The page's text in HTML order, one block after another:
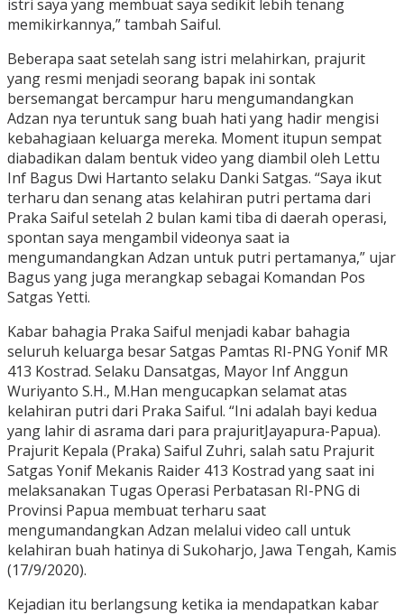
istri saya yang membuat saya sedikit lebih tenang
memikirkannya,” tambah Saiful.
Beberapa saat setelah sang istri melahirkan, prajurit
yang resmi menjadi seorang bapak ini sontak
bersemangat bercampur haru mengumandangkan
Adzan nya teruntuk sang buah hati yang hadir mengisi
kebahagiaan keluarga mereka. Moment itupun sempat
diabadikan dalam bentuk video yang diambil oleh Lettu
Inf Bagus Dwi Hartanto selaku Danki Satgas. “Saya ikut
terharu dan senang atas kelahiran putri pertama dari
Praka Saiful setelah 2 bulan kami tiba di daerah operasi,
spontan saya mengambil videonya saat ia
mengumandangkan Adzan untuk putri pertamanya,” ujar
Bagus yang juga merangkap sebagai Komandan Pos
Satgas Yetti.
Kabar bahagia Praka Saiful menjadi kabar bahagia
seluruh keluarga besar Satgas Pamtas RI-PNG Yonif MR
413 Kostrad. Selaku Dansatgas, Mayor Inf Anggun
Wuriyanto S.H., M.Han mengucapkan selamat atas
kelahiran putri dari Praka Saiful. “Ini adalah bayi kedua
yang lahir di asrama dari para prajuritJayapura-Papua).
Prajurit Kepala (Praka) Saiful Zuhri, salah satu Prajurit
Satgas Yonif Mekanis Raider 413 Kostrad yang saat ini
melaksanakan Tugas Operasi Perbatasan RI-PNG di
Provinsi Papua membuat terharu saat
mengumandangkan Adzan melalui video call untuk
kelahiran buah hatinya di Sukoharjo, Jawa Tengah, Kamis
(17/9/2020).
Kejadian itu berlangsung ketika ia mendapatkan kabar